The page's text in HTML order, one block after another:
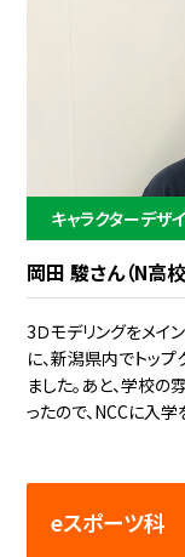
キャラクターデザ
岡田 駿さん（N高
3Ｄモデリングをメイ
に、新潟県内でトッ
ました。あと、学校
ったので、NCCに入学
eスポーツ科